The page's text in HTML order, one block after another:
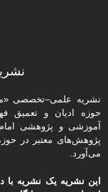
نشریه علمی–تخصصی
حوزه ادیان و تعمیق
آموزشی و پژوهشی
پژوهش‌های معتبر در
می‌آورد.
این نشریه یک نشریه با